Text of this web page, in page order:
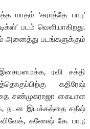
மாதம் ‘கராத்தே பாபு’
படம் வெளியாகிறது.
அனைத்து படங்களுக்கும்
இசையமைக்க, ரவி சக்தி
கதிரேஷ்
சண்முகராஜா கையாள
நடன இயக்கத்தை சதீஷ்
கணேஷ் கே. பாபு;